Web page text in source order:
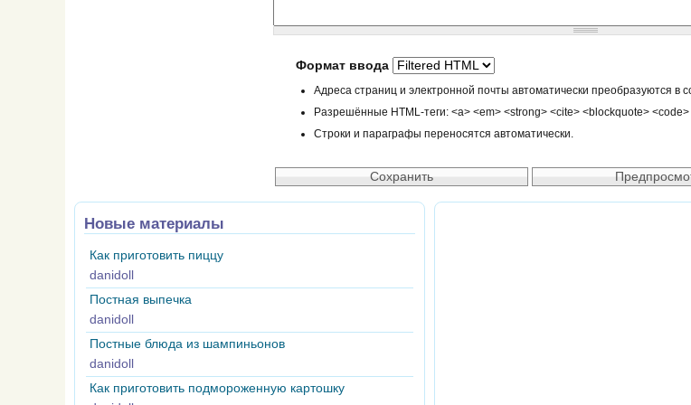
Формат ввода
Адреса страниц и электронной почты автоматически преобразуются в
Разрешённые HTML-теги: <a> <em> <strong> <cite> <blockquote>
Строки и параграфы переносятся автоматически.
Новые материалы
Как приготовить пиццу
danidoll
Постная выпечка
danidoll
Постные блюда из шампиньонов
danidoll
Как приготовить подмороженную картошку